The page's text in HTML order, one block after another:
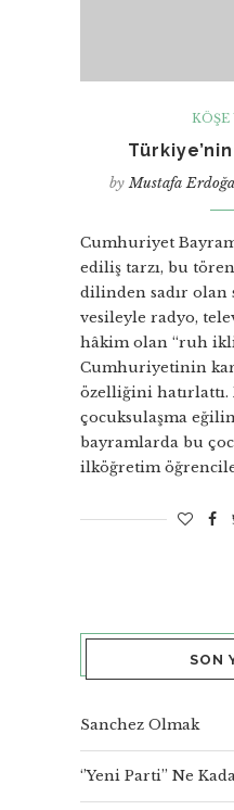
KÖŞE
byMustafa
Cumhuriyet
ediliş tarzı, bu
dilinden sadır olan
vesileyle radyo,
hâkim olan “ruh
Cumhuriyetinin
özelliğini hatırlattı.
çocuksulaşma
bayramlarda bu
ilköğretim
SON
Sanchez Olmak
‘’Yeni Parti’’ Ne